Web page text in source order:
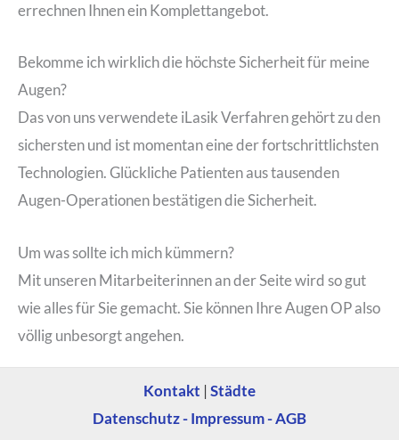
errechnen Ihnen ein Komplettangebot.
Bekomme ich wirklich die höchste Sicherheit für meine
Augen?
Das von uns verwendete iLasik Verfahren gehört zu den
sichersten und ist momentan eine der fortschrittlichsten
Technologien. Glückliche Patienten aus tausenden
Augen-Operationen bestätigen die Sicherheit.
Um was sollte ich mich kümmern?
Mit unseren Mitarbeiterinnen an der Seite wird so gut
wie alles für Sie gemacht. Sie können Ihre Augen OP also
völlig unbesorgt angehen.
Kontakt | Städte
Datenschutz - Impressum - AGB